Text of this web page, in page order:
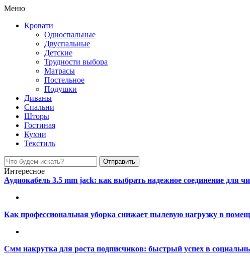
Меню
Кровати
Односпальные
Двуспальные
Детские
Трудности выбора
Матрасы
Постельное
Подушки
Диваны
Спальни
Шторы
Гостиная
Кухни
Текстиль
Интересное
Аудиокабель 3.5 mm jack: как выбрать надежное соединение для
Как профессиональная уборка снижает пылевую нагрузку в
Смм накрутка для роста подписчиков: быстрый успех в